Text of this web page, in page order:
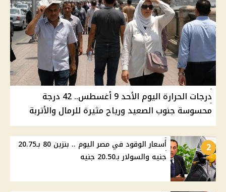
درجات الحرارة اليوم الأحد 9 أغسطس.. 42 درجة
محسوسة جنوب الصعيد ورياح مثيرة للرمال والأتربة
2
أسعار الوقود في مصر اليوم .. بنزين 80 بـ20.75
جنيه والسولار بـ20.50 جنيه